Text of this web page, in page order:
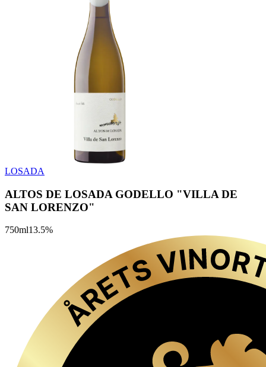
LOSADA
ALTOS DE LOSADA GODELLO "VILLA DE
SAN LORENZO"
750ml13.5%